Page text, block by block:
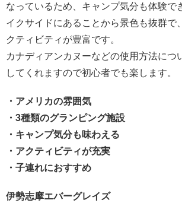
なっているため、キャンプ気分も体験で
イクサイドにあることから景色も抜群で
クティビティが豊富です。
カナディアンカヌーなどの使用方法につ
してくれますので初心者でも楽します。
・アメリカの雰囲気
・3種類のグランピング施設
・キャンプ気分も味わえる
・アクティビティが充実
・子連れにおすすめ
伊勢志摩エバーグレイズ